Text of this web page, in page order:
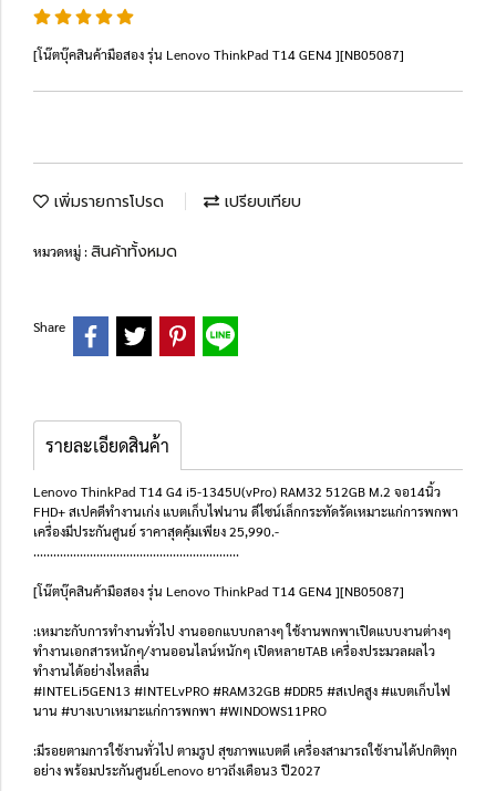
[โน๊ตบุ๊คสินค้ามือสอง รุ่น Lenovo ThinkPad T14 GEN4 ][NB05087]
เพิ่มรายการโปรด เปรียบเทียบ
หมวดหมู่ :สินค้าทั้งหมด
Share
รายละเอียดสินค้า
Lenovo ThinkPad T14 G4 i5-1345U(vPro) RAM32 512GB M.2 จอ14นิ้ว
FHD+ สเปคดีทำงานเก่ง แบตเก็บไฟนาน ดีไซน์เล็กกระทัดรัดเหมาะแก่การพกพา
เครื่องมีประกันศูนย์ ราคาสุดคุ้มเพียง 25,990.-
..............................................................
[โน๊ตบุ๊คสินค้ามือสอง รุ่น Lenovo ThinkPad T14 GEN4 ][NB05087]
:เหมาะกับการทำงานทั่วไป งานออกแบบกลางๆ ใช้งานพกพาเปิดแบบงานต่างๆ
ทำงานเอกสารหนักๆ/งานออนไลน์หนักๆ เปิดหลายTAB เครื่องประมวลผลไว
ทำงานได้อย่างไหลลื่น
#INTELi5GEN13 #INTELvPRO #RAM32GB #DDR5 #สเปคสูง #แบตเก็บไฟ
นาน #บางเบาเหมาะแก่การพกพา #WINDOWS11PRO
:มีรอยตามการใช้งานทั่วไป ตามรูป สุขภาพแบตดี เครื่องสามารถใช้งานได้ปกติทุก
อย่าง พร้อมประกันศูนย์Lenovo ยาวถึงเดือน3 ปี2027